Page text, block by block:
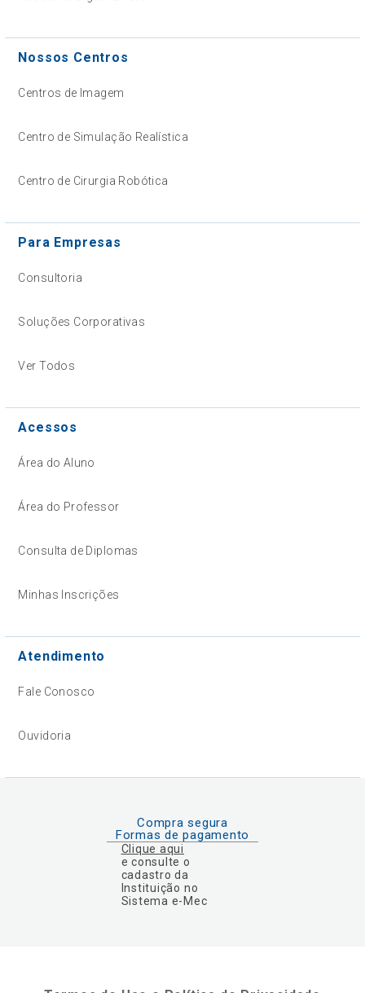
Nossos Centros
Centros de Imagem
Centro de Simulação Realística
Centro de Cirurgia Robótica
Para Empresas
Consultoria
Soluções Corporativas
Ver Todos
Acessos
Área do Aluno
Área do Professor
Consulta de Diplomas
Minhas Inscrições
Atendimento
Fale Conosco
Ouvidoria
Compra segura
Formas de pagamento
Clique aqui
e consulte o
cadastro da
Instituição no
Sistema e-Mec